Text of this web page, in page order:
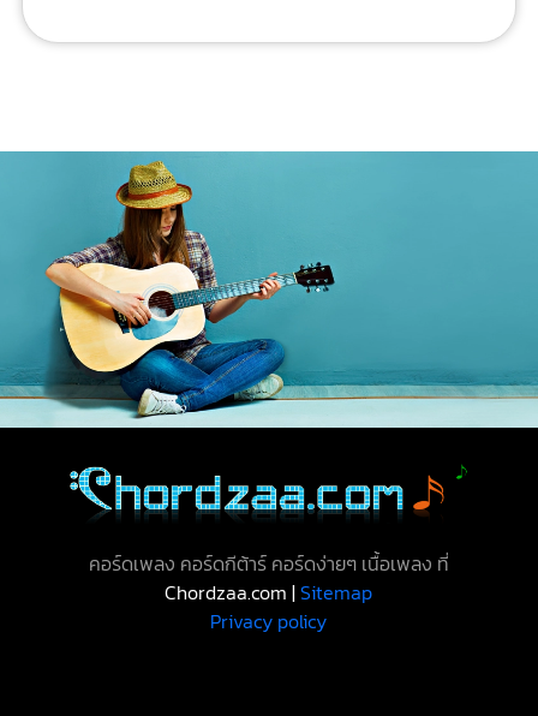
คอร์ดเพลง คอร์ดกีต้าร์ คอร์ดง่ายๆ เนื้อเพลง ที่
Chordzaa.com |Sitemap
Privacy policy